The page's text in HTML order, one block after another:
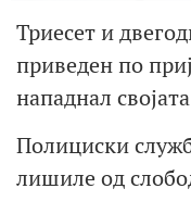
Триесет и
приведен по
нападнал
Полициски
лишиле од